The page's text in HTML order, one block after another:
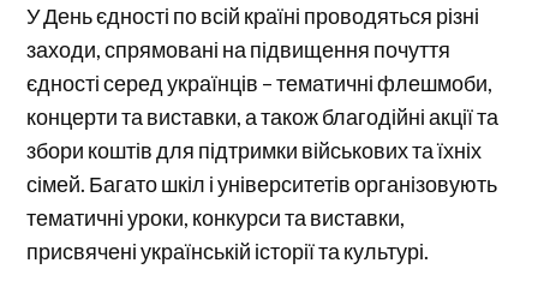
У День єдності по всій країні проводяться різні
заходи, спрямовані на підвищення почуття
єдності серед українців – тематичні флешмоби,
концерти та виставки, а також благодійні акції та
збори коштів для підтримки військових та їхніх
сімей. Багато шкіл і університетів організовують
тематичні уроки, конкурси та виставки,
присвячені українській історії та культурі.